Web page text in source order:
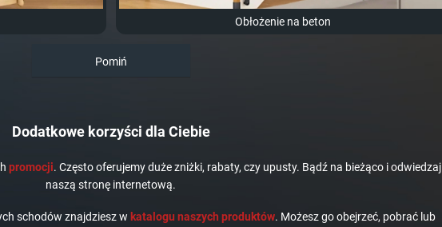
Obłożenie na beton
Pomiń
Dodatkowe korzyści dla Ciebie
promocji. Często oferujemy duże zniżki, rabaty, czy upusty. Bądź na bieżąco i odwiedzaj
naszą stronę internetową.
schodów znajdziesz w katalogu naszych produktów. Możesz go obejrzeć, pobrać lub